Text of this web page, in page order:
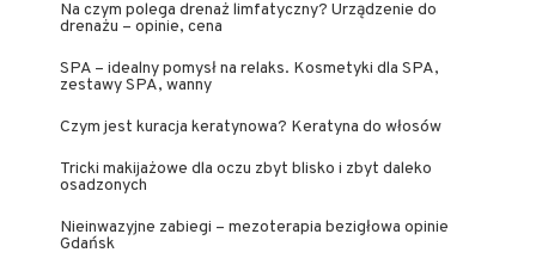
Na czym polega drenaż limfatyczny? Urządzenie do
drenażu – opinie, cena
SPA – idealny pomysł na relaks. Kosmetyki dla SPA,
zestawy SPA, wanny
Czym jest kuracja keratynowa? Keratyna do włosów
Tricki makijażowe dla oczu zbyt blisko i zbyt daleko
osadzonych
Nieinwazyjne zabiegi – mezoterapia bezigłowa opinie
Gdańsk